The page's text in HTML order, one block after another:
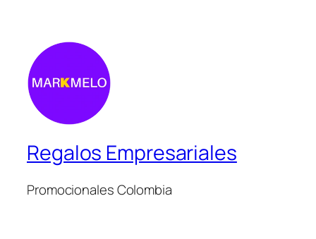
Regalos Empresariales
Promocionales Colombia